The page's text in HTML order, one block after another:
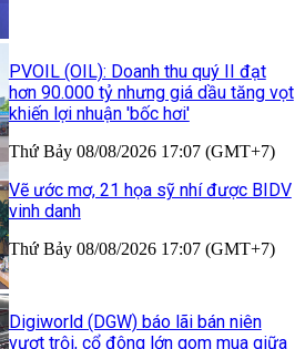
PVOIL (OIL): Doanh thu quý II đạt
hơn 90.000 tỷ nhưng giá dầu tăng vọt
khiến lợi nhuận 'bốc hơi'
Thứ Bảy 08/08/2026 17:07 (GMT+7)
Vẽ ước mơ, 21 họa sỹ nhí được BIDV
vinh danh
Thứ Bảy 08/08/2026 17:07 (GMT+7)
Digiworld (DGW) báo lãi bán niên
vượt trội, cổ đông lớn gom mua giữa